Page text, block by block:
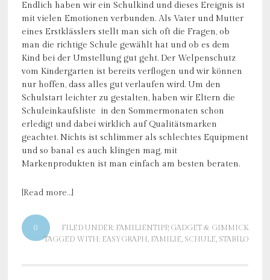
Endlich haben wir ein Schulkind und dieses Ereignis ist
mit vielen Emotionen verbunden. Als Vater und Mutter
eines Erstklässlers stellt man sich oft die Fragen, ob
man die richtige Schule gewählt hat und ob es dem
Kind bei der Umstellung gut geht. Der Welpenschutz
vom Kindergarten ist bereits verflogen und wir können
nur hoffen, dass alles gut verlaufen wird. Um den
Schulstart leichter zu gestalten, haben wir Eltern die
Schuleinkaufsliste in den Sommermonaten schon
erledigt und dabei wirklich auf Qualitätsmarken
geachtet. Nichts ist schlimmer als schlechtes Equipment
und so banal es auch klingen mag, mit
Markenprodukten ist man einfach am besten beraten.
[Read more…]
0 FILED UNDER: FAMILIENTIPP, GADGET & GIMMICK
TAGGED WITH: EASYGRAPH, FAMILIE, SCHULE, STABILO